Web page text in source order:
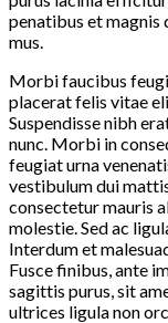
penatibus et magnis
mus.
Morbi faucibus
placerat felis vitae
Suspendisse nibh
nunc. Morbi in
feugiat urna
vestibulum dui
consectetur mauris
molestie. Sed ac
Interdum et
Fusce finibus, ante
sagittis purus, sit
ultrices ligula non